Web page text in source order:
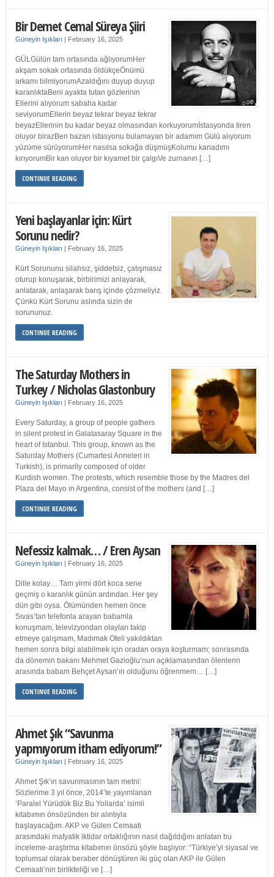
Bir Demet Cemal Süreya Şiiri
Güneyin Işıkları | February 16, 2025
GÜLGülün tam ortasında ağlıyorumHer
akşam sokak ortasında öldükçeÖnümü
arkamı bilmiyorumAzaldığını duyup duyup
karanlıktaBeni ayakta tutan gözlerinin
Ellerini alıyorum sabaha kadar
seviyorumEllerin beyaz tekrar beyaz tekrar
beyazEllerinin bu kadar beyaz olmasından korkuyorumİstasyonda tiren
oluyor birazBen bazan istasyonu bulamayan bir adamım Gülü alıyorum
yüzüme sürüyorumHer nasılsa sokağa düşmüşKolumu kanadımı
kırıyorumBir kan oluyor bir kıyamet bir çalgıVe zurnanın […]
CONTINUE READING
Yeni başlayanlar için: Kürt
Sorunu nedir?
Güneyin Işıkları | February 16, 2025
Kürt Sorununu silahsız, şiddetsiz, çatışmasız
oturup konuşarak, birbirimizi anlayarak,
anlatarak, anlaşarak barış içinde çözmeliyiz.
Çünkü Kürt Sorunu aslında sizin de
sorununuz.
CONTINUE READING
The Saturday Mothers in
Turkey / Nicholas Glastonbury
Güneyin Işıkları | February 16, 2025
Every Saturday, a group of people gathers
in silent protest in Galatasaray Square in the
heart of Istanbul. This group, known as the
Saturday Mothers (Cumartesi Anneleri in
Turkish), is primarily composed of older
Kurdish women. The protests, which resemble those by the Madres del
Plaza del Mayo in Argentina, consist of the mothers (and […]
CONTINUE READING
Nefessiz kalmak… / Eren Aysan
Güneyin Işıkları | February 16, 2025
Dille kolay… Tam yirmi dört koca sene
geçmiş o karanlık günün ardından. Her şey
dün gibi oysa. Ölümünden hemen önce
Sıvas’tan telefonla arayan babamla
konuşmam, televizyondan olayları takip
etmeye çalışmam, Madımak Oteli yakıldıktan
hemen sonra bilgi alabilmek için oradan oraya koşturmam; sonrasında
da dönemin bakanı Mehmet Gazioğlu’nun açıklamasından ölenlerin
arasında babam Behçet Aysan’ın olduğunu öğrenmem… […]
CONTINUE READING
Ahmet Şık “Savunma
yapmıyorum itham ediyorum!”
Güneyin Işıkları | February 16, 2025
Ahmet Şık’ın savunmasının tam metni:
Sözlerime 3 yıl önce, 2014’te yayımlanan
‘Paralel Yürüdük Biz Bu Yollarda’ isimli
kitabımın önsözünden bir alıntıyla
başlayacağım. AKP ve Gülen Cemaati
arasındaki mafyatik iktidar ortaklığının nasıl dağıldığını anlatan bu
inceleme-araştırma kitabımın önsözü şöyle başlıyor: “Türkiye’yi siyasal ve
toplumsal olarak beraber dönüştüren iki güç olan AKP ile Gülen
Cemaati’nin birlikteliği ve […]